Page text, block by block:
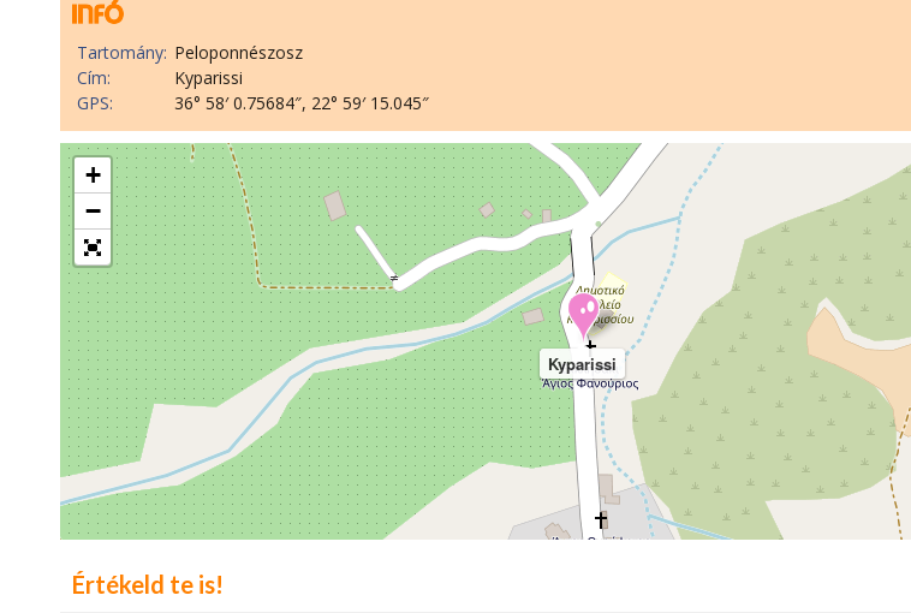
Tartomány: Peloponnészosz
Cím:
Kyparissi
GPS:
36° 58′ 0.75684″, 22° 59′ 15.045″
Kyparissi
+
−
Értékeld te is!